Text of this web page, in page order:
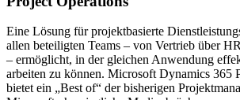
Eine Lösung für projektbasierte
allen beteiligten Teams – von Vertrieb über
– ermöglicht, in der gleichen Anwendung
arbeiten zu können. Microsoft Dynamics 365
bietet ein „Best of“ der bisherigen